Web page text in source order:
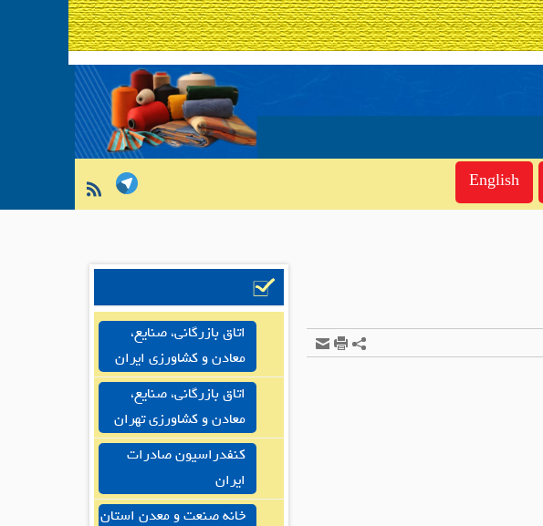
English
اتاق بازرگانی، صنایع،
معادن و کشاورزی ایران
اتاق بازرگانی، صنایع،
معادن و کشاورزی تهران
کنفدراسیون صادرات
ایران
خانه صنعت و معدن استان